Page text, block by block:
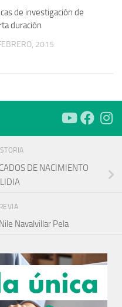
de investigación de
duración
2015
DE NACIMIENTO
Navalvillar Pela